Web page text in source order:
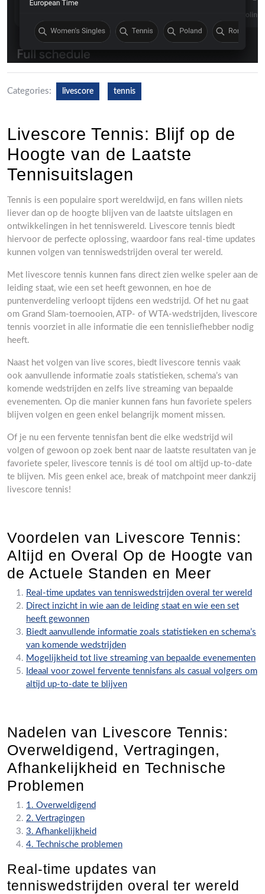
Categories: livescore tennis
Livescore Tennis: Blijf op de
Hoogte van de Laatste
Tennisuitslagen
Tennis is een populaire sport wereldwijd, en fans willen niets
liever dan op de hoogte blijven van de laatste uitslagen en
ontwikkelingen in het tenniswereld. Livescore tennis biedt
hiervoor de perfecte oplossing, waardoor fans real-time updates
kunnen volgen van tenniswedstrijden overal ter wereld.
Met livescore tennis kunnen fans direct zien welke speler aan de
leiding staat, wie een set heeft gewonnen, en hoe de
puntenverdeling verloopt tijdens een wedstrijd. Of het nu gaat
om Grand Slam-toernooien, ATP- of WTA-wedstrijden, livescore
tennis voorziet in alle informatie die een tennisliefhebber nodig
heeft.
Naast het volgen van live scores, biedt livescore tennis vaak
ook aanvullende informatie zoals statistieken, schema’s van
komende wedstrijden en zelfs live streaming van bepaalde
evenementen. Op die manier kunnen fans hun favoriete spelers
blijven volgen en geen enkel belangrijk moment missen.
Of je nu een fervente tennisfan bent die elke wedstrijd wil
volgen of gewoon op zoek bent naar de laatste resultaten van je
favoriete speler, livescore tennis is dé tool om altijd up-to-date
te blijven. Mis geen enkel ace, break of matchpoint meer dankzij
livescore tennis!
Voordelen van Livescore Tennis:
Altijd en Overal Op de Hoogte van
de Actuele Standen en Meer
Real-time updates van tenniswedstrijden overal ter wereld
Direct inzicht in wie aan de leiding staat en wie een set
heeft gewonnen
Biedt aanvullende informatie zoals statistieken en schema’s
van komende wedstrijden
Mogelijkheid tot live streaming van bepaalde evenementen
Ideaal voor zowel fervente tennisfans als casual volgers om
altijd up-to-date te blijven
Nadelen van Livescore Tennis:
Overweldigend, Vertragingen,
Afhankelijkheid en Technische
Problemen
1. Overweldigend
2. Vertragingen
3. Afhankelijkheid
4. Technische problemen
Real-time updates van
tenniswedstrijden overal ter wereld